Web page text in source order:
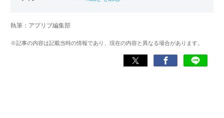
「誰でも本格的にアプリを使いこなせるようになるコンテ
執筆：アプリブ編集部
※記事の内容は記載当時の情報であり、現在の内容と異なる場合があります。